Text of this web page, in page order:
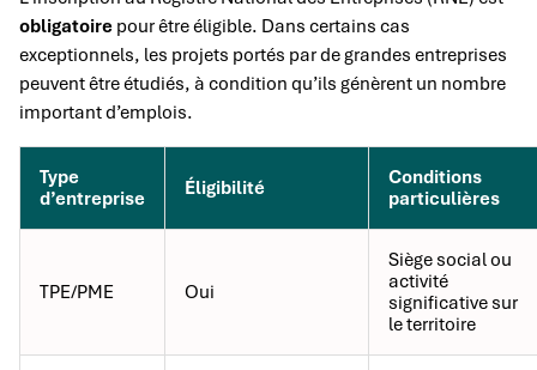
obligatoire pour être éligible. Dans certains cas
exceptionnels, les projets portés par de grandes entreprises
peuvent être étudiés, à condition qu’ils génèrent un nombre
important d’emplois.
Type
d’entreprise
Éligibilité
Conditions
particulières
TPE/PME Oui
Siège social ou
activité
significative sur
le territoire